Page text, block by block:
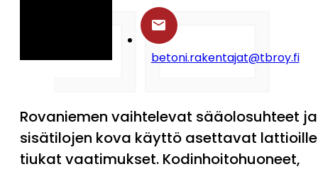
betoni.rakentajat@tbroy.fi
Rovaniemen vaihtelevat sääolosuhteet ja
sisätilojen kova käyttö asettavat lattioille
tiukat vaatimukset. Kodinhoitohuoneet,